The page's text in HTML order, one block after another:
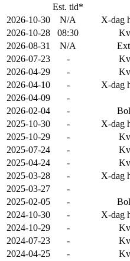
Est. tid*
2026-10-30
N/A
X-dag
2026-10-28
08:30
2026-08-31
N/A
2026-07-23
-
2026-04-29
-
2026-04-10
-
X-dag
2026-04-09
-
2026-02-04
-
2025-10-30
-
X-dag
2025-10-29
-
2025-07-24
-
2025-04-24
-
2025-03-28
-
X-dag
2025-03-27
-
2025-02-05
-
2024-10-30
-
X-dag
2024-10-29
-
2024-07-23
-
2024-04-25
-